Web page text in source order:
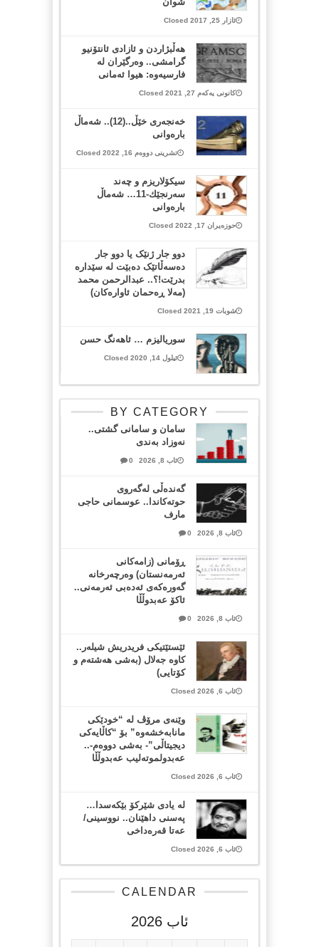
ئازار 25, 2017 Closed
هەڵبژاردن و ئازادی ئانتۆنیو
گرامشی.. وەرگێران لە
فارسیەوە: هیوا ئەمانی
کانونی یەکەم 27, 2021 Closed
خەنجەری خێڵ..(12).. شەماڵ
بارەوانی
تشرینی دووەم 16, 2022 Closed
سیکۆلاریزم و چەند
سەرنجێك-11… شەماڵ
بارەوانی
حوزەیران 17, 2022 Closed
دوو جار ژنێک یا دوو جار
دەسەڵاتێک دەبێت لە سێدارە
بدرێت!؟.. عبدالرحمن محمد
(مەلا ڕەحمان ئاوارەکان)
شوبات 19, 2021 Closed
سوریالیزم … ئاهەنگ حسن
ئیلول 14, 2020 Closed
BY CATEGORY
سامان و سامانی گشتی..
نەوزاد بەندی
ئاب 8, 2026 0
گەندەڵی لەگەروی
حوتەکاندا.. عوسمانی حاجی
مارف
ئاب 8, 2026 0
ڕۆمانی (زامه‌كانی
ئەرمەنستان) وه‌رچه‌رخانه‌
گه‌وره‌كه‌ی ئه‌ده‌بی ئه‌رمه‌نی..
ئاكۆ عه‌بدوڵڵا
ئاب 8, 2026 0
ئێستێتیکی فریدریش شیلەر..
کاوە جەلال (بەشی هەشتەم و
کۆتایی)
ئاب 6, 2026 Closed
وێنەی مرۆڤ لە “خودێکی
مانابەخشەوە” بۆ “کاڵایەکی
دیجیتاڵی”- بەشی دووەم-..
عەبدولموتەلیب عەبدوڵڵا
ئاب 6, 2026 Closed
لە یادی شێرکۆ بێکەسدا…
پەسنی داهێنان.. نووسینی/
عەتا قەرەداخی
ئاب 6, 2026 Closed
CALENDAR
ئاب 2026